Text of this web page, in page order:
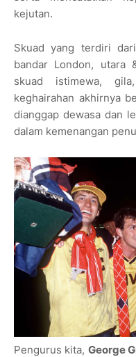
kejutan.
Skuad yang terdiri
bandar London, utara
skuad istimewa,
keghairahan akhirnya
dianggap dewasa dan
dalam kemenangan
Pengurus kita, George